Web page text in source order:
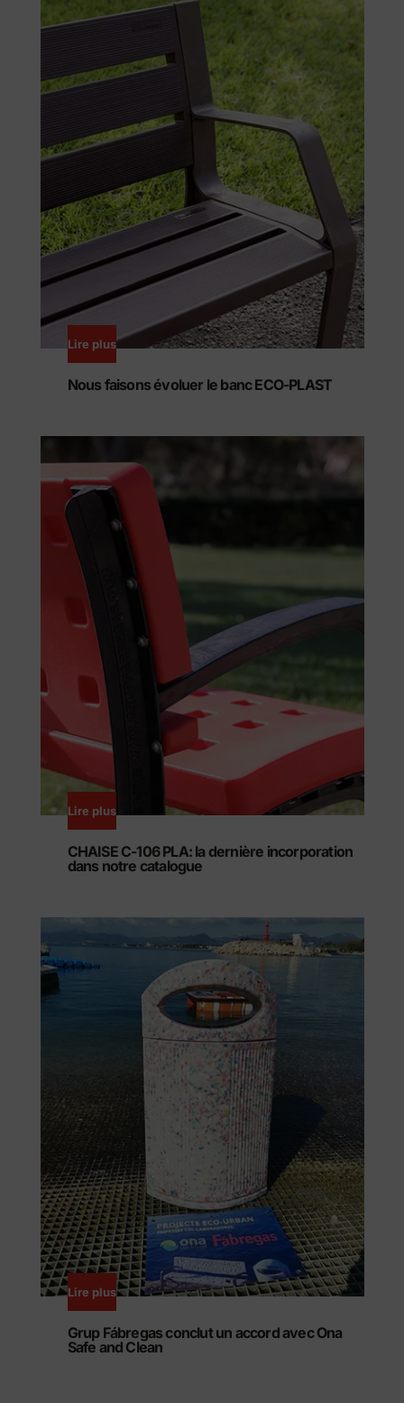
Lire plus
Nous faisons évoluer le banc ECO-PLAST
Lire plus
CHAISE C-106 PLA: la dernière incorporation
dans notre catalogue
Lire plus
Grup Fábregas conclut un accord avec Ona
Safe and Clean